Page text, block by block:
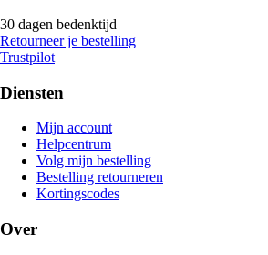
30 dagen bedenktijd
Retourneer je bestelling
Trustpilot
Diensten
Mijn account
Helpcentrum
Volg mijn bestelling
Bestelling retourneren
Kortingscodes
Over